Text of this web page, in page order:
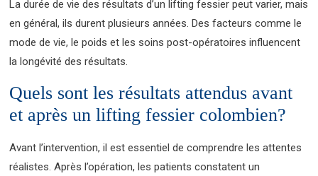
La durée de vie des résultats d’un lifting fessier peut varier, mais
en général, ils durent plusieurs années. Des facteurs comme le
mode de vie, le poids et les soins post-opératoires influencent
la longévité des résultats.
Quels sont les résultats attendus avant
et après un lifting fessier colombien?
Avant l’intervention, il est essentiel de comprendre les attentes
réalistes. Après l’opération, les patients constatent un